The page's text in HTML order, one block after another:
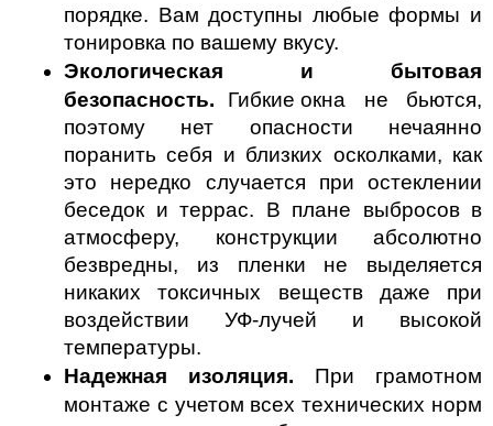
порядке. Вам доступны любые формы и
тонировка по вашему вкусу.
Экологическая и бытовая
безопасность. Гибкие окна не бьются,
поэтому нет опасности нечаянно
поранить себя и близких осколками, как
это нередко случается при остеклении
беседок и террас. В плане выбросов в
атмосферу, конструкции абсолютно
безвредны, из пленки не выделяется
никаких токсичных веществ даже при
воздействии УФ-лучей и высокой
температуры.
Надежная изоляция. При грамотном
монтаже с учетом всех технических норм